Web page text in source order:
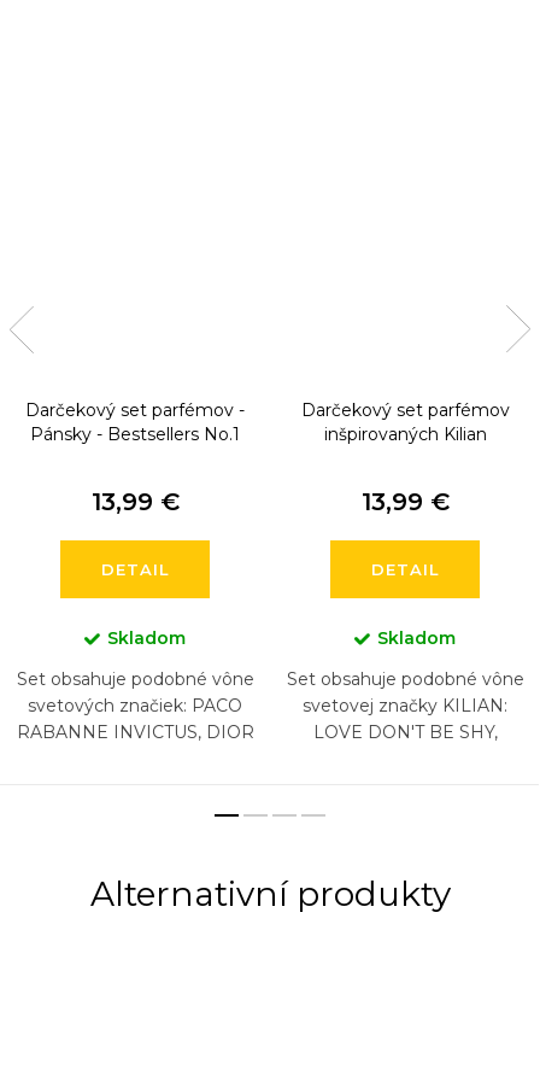
Darčekový set parfémov -
Pánsky - Bestsellers No.1
13,99 €
DETAIL
Skladom
Set obsahuje podobné vône
svetových značiek: PACO
RABANNE INVICTUS, DIOR
ACQUA DI GIO, CHANEL
Darčekový set parfémov
inšpirovaných Kilian
13,99 €
DETAIL
Skladom
Set obsahuje podobné vône
svetovej značky KILIAN:
LOVE DON'T BE SHY,
IMMORTALITY, PURE OUD,